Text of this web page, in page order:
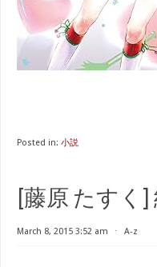
Posted in: 小説
[藤原 たすく
March 8, 2015 3:52 am ⋅ A-z